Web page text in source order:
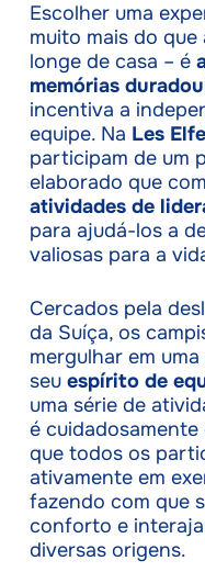
Escolher uma
muito mais do
longe de casa – é
memórias
incentiva a
equipe. Na Les
participam de um
elaborado que
atividades de
para ajudá-los a
valiosas para a
Cercados pela
da Suíça, os
mergulhar em
seu espírito de
uma série de
é
que todos os
ativamente em
fazendo com que
conforto e
diversas origens.